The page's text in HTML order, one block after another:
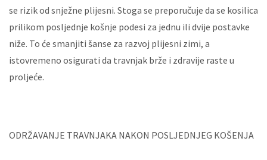
se rizik od snježne plijesni. Stoga se preporučuje da se kosilica
prilikom posljednje košnje podesi za jednu ili dvije postavke
niže. To će smanjiti šanse za razvoj plijesni zimi, a
istovremeno osigurati da travnjak brže i zdravije raste u
proljeće.
ODRŽAVANJE TRAVNJAKA NAKON POSLJEDNJEG KOŠENJA